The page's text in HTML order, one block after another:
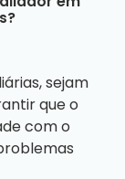
sejam
que o
com o